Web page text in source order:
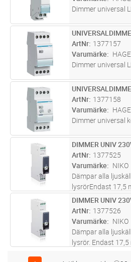
Dimmer universal
ST Lägg i
ArtNr 1377157
Varumärke
Dimmer universal
ST Lägg i
ArtNr 1377158
Varumärke
Dimmer universal
ST Lägg i
DIMMER UNIV
ArtNr 1377525
Varumärke
NIKO
Dämpar alla
lysrörEndast 17,5
ingång till "sluk
10 ljuskällor
ST Lägg i
DIMMER UNIV
ArtNr 1377526
Varumärke
NIKO
Dämpar alla
lysrör. Endast